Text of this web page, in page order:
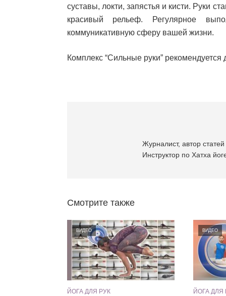
суставы, локти, запястья и кисти. Руки
красивый рельеф. Регулярное
коммуникативную сферу вашей жизни.
Комплекс “Сильные руки”
Журналист, автор
Инструктор по Хатха
Смотрите также
ВИДЕО
ЙОГА ДЛЯ РУК
ВИДЕО
ЙОГА ДЛЯ